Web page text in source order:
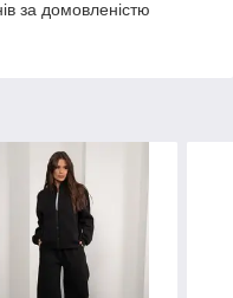
за домовленістю